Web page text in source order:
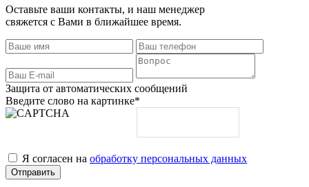
Оставьте ваши контакты, и наш менеджер
свяжется с Вами в ближайшее время.
Защита от автоматических сообщений
Введите слово на картинке*
Я согласен на обработку персональных данных